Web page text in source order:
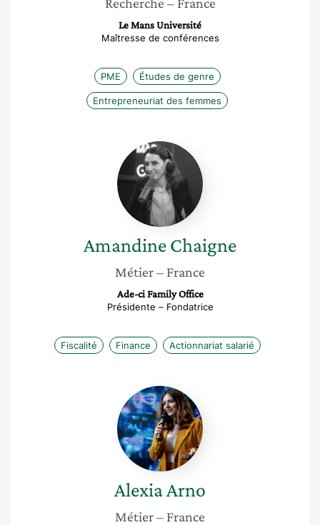
Le Mans Université
Maîtresse de conférences
PME Études de genre
Entrepreneuriat des femmes
Amandine
Chaigne
AmandineChaigne
Métier– France
Ade-ci Family Office
Présidente – Fondatrice
Fiscalité Finance Actionnariat salarié
Alexia
Arno
AlexiaArno
Métier– France